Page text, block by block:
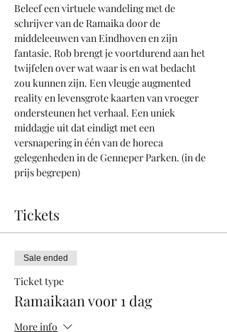
Beleef een virtuele wandeling met de
schrijver van de Ramaika door de
middeleeuwen van Eindhoven en zijn
fantasie. Rob brengt je voortdurend aan het
twijfelen over wat waar is en wat bedacht
zou kunnen zijn. Een vleugje augmented
reality en levensgrote kaarten van vroeger
ondersteunen het verhaal. Een uniek
middagje uit dat eindigt met een
versnapering in één van de horeca
gelegenheden in de Genneper Parken. (in de
prijs begrepen)
Tickets
Sale ended
Ticket type
Ramaikaan voor 1 dag
More info